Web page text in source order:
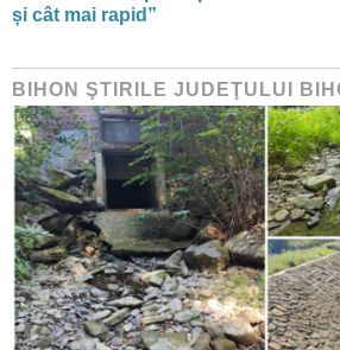
și cât mai rapid”
BIHON ŞTIRILE JUDEŢULUI